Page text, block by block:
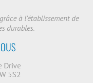
à l'établissement de
durables.
Drive
5S2